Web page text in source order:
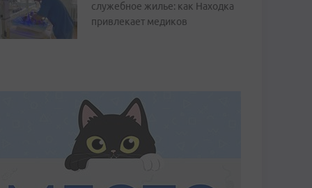
служебное жилье: как Находка
привлекает медиков